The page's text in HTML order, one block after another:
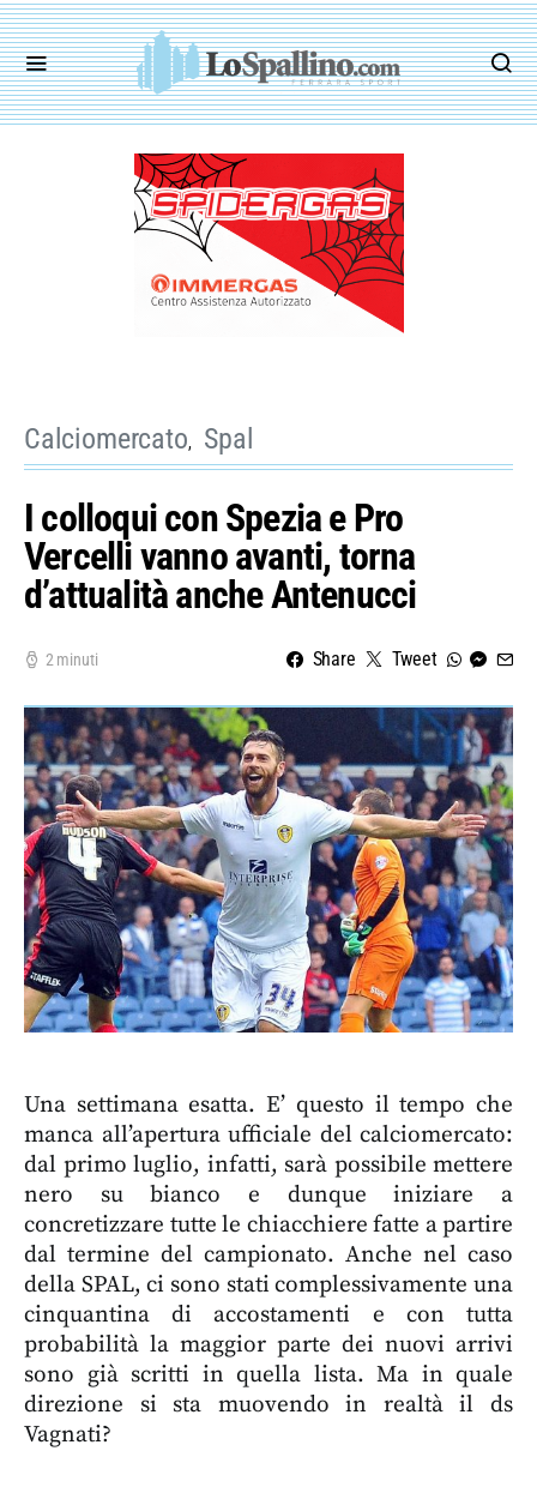
Calciomercato Spal
I colloqui con Spezia e Pro
Vercelli vanno avanti, torna
d’attualità anche Antenucci
2 minuti Share Tweet
Una settimana esatta. E’ questo il tempo che
manca all’apertura ufficiale del calciomercato:
dal primo luglio, infatti, sarà possibile mettere
nero su bianco e dunque iniziare a
concretizzare tutte le chiacchiere fatte a partire
dal termine del campionato. Anche nel caso
della SPAL, ci sono stati complessivamente una
cinquantina di accostamenti e con tutta
probabilità la maggior parte dei nuovi arrivi
sono già scritti in quella lista. Ma in quale
direzione si sta muovendo in realtà il ds
Vagnati?